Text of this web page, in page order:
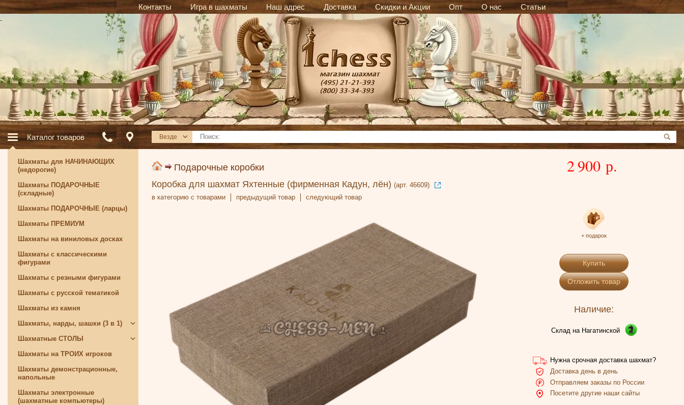
Контакты Игра в шахматы Наш адрес Доставка Скидки и Акции Опт О нас Статьи
Каталог товаров Везде
Подарочные коробки
Коробка для шахмат Яхтенные (фирменная Кадун, лён) (арт. 46609)
в категорию с товарами
предыдущий товар следующий товар
2 900 р.
+ подарок
Купить
Отложить товар
Наличие:
Склад на Нагатинской
Нужна срочная доставка шахмат?
Доставка день в день
Отправляем заказы по России
Посетите другие наши сайты
Шахматы для НАЧИНАЮЩИХ
(недорогие)
Шахматы ПОДАРОЧНЫЕ
(складные)
Шахматы ПОДАРОЧНЫЕ (ларцы)
Шахматы ПРЕМИУМ
Шахматы на виниловых досках
Шахматы с классическими
фигурами
Шахматы с резными фигурами
Шахматы с русской тематикой
Шахматы из камня
Шахматы, нарды, шашки (3 в 1)
Шахматные СТОЛЫ
Шахматы на ТРОИХ игроков
Шахматы демонстрационные,
напольные
Шахматы электронные
(шахматные компьютеры)